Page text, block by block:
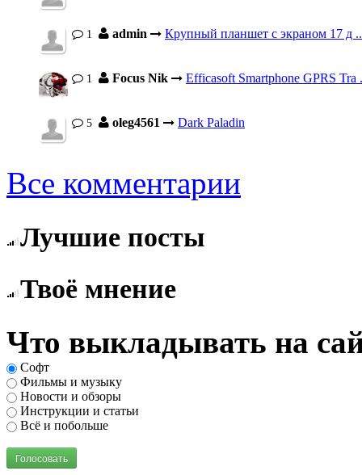
1 admin Крупный планшет с экраном 17 д
1 Focus Nik Efficasoft Smartphone GPRS Tra
5 oleg4561 Dark Paladin
Все комментарии
Лучшие посты
Твоё мнение
Что выкладывать на
Софт
Фильмы и музыку
Новости и обзоры
Инструкции и статьи
Всё и побольше
Голосовать